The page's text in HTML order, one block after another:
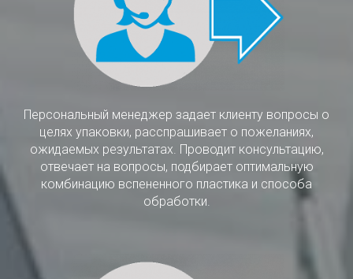
Персональный менеджер задает клиенту вопросы о
целях упаковки, расспрашивает о пожеланиях,
ожидаемых результатах. Проводит консультацию,
отвечает на вопросы, подбирает оптимальную
комбинацию вспененного пластика и способа
обработки.